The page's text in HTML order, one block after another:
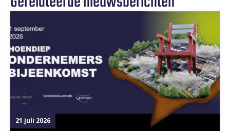
21 juli 2026